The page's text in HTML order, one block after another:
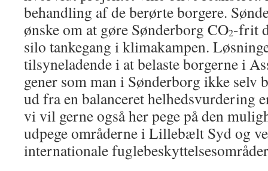
behandling af de berørte borgere.
ønske om at gøre Sønderborg CO2-frit
silo tankegang i klimakampen.
tilsyneladende i at belaste borgerne i
gener som man i Sønderborg ikke selv
ud fra en balanceret helhedsvurdering
vi vil gerne også her pege på den
udpege områderne i Lillebælt Syd og
internationale